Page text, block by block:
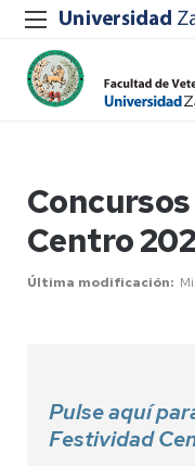
Centro
Última modificación
Pulse aquí
Festividad